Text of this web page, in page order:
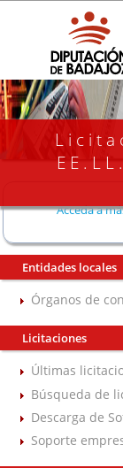
Acceda a
Entidades locales
Órganos de
Licitaciones
Últimas
Búsqueda de
Descarga de
Soporte